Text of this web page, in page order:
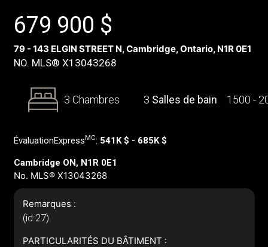
679 900 $
79 - 143 ELGIN STREET N, Cambridge, Ontario, N1R 0E1
NO. MLS® X13043268
3 Chambres 3 Salles de bain 1500 -
ÉvaluationExpress MC: 541K $ - 685K $
Cambridge ON, N1R 0E1
No. MLS® X13043268
Remarques :
(id:27)
PARTICULARITÉS DU BÂTIMENT :